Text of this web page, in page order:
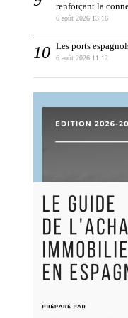
renforçant la
6 août 2026 13:16
Les ports
6 août 2026 11:12